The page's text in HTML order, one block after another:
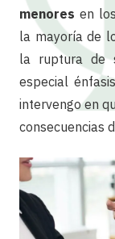
menores en
la mayoría de
la ruptura de
especial
intervengo en
consecuencias